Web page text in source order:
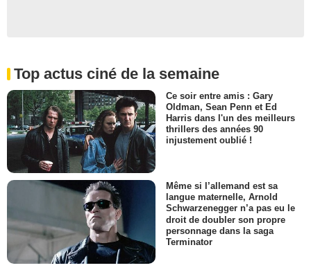
Top actus ciné de la semaine
Ce soir entre amis : Gary
Oldman, Sean Penn et Ed
Harris dans l'un des meilleurs
thrillers des années 90
injustement oublié !
Même si l’allemand est sa
langue maternelle, Arnold
Schwarzenegger n’a pas eu le
droit de doubler son propre
personnage dans la saga
Terminator